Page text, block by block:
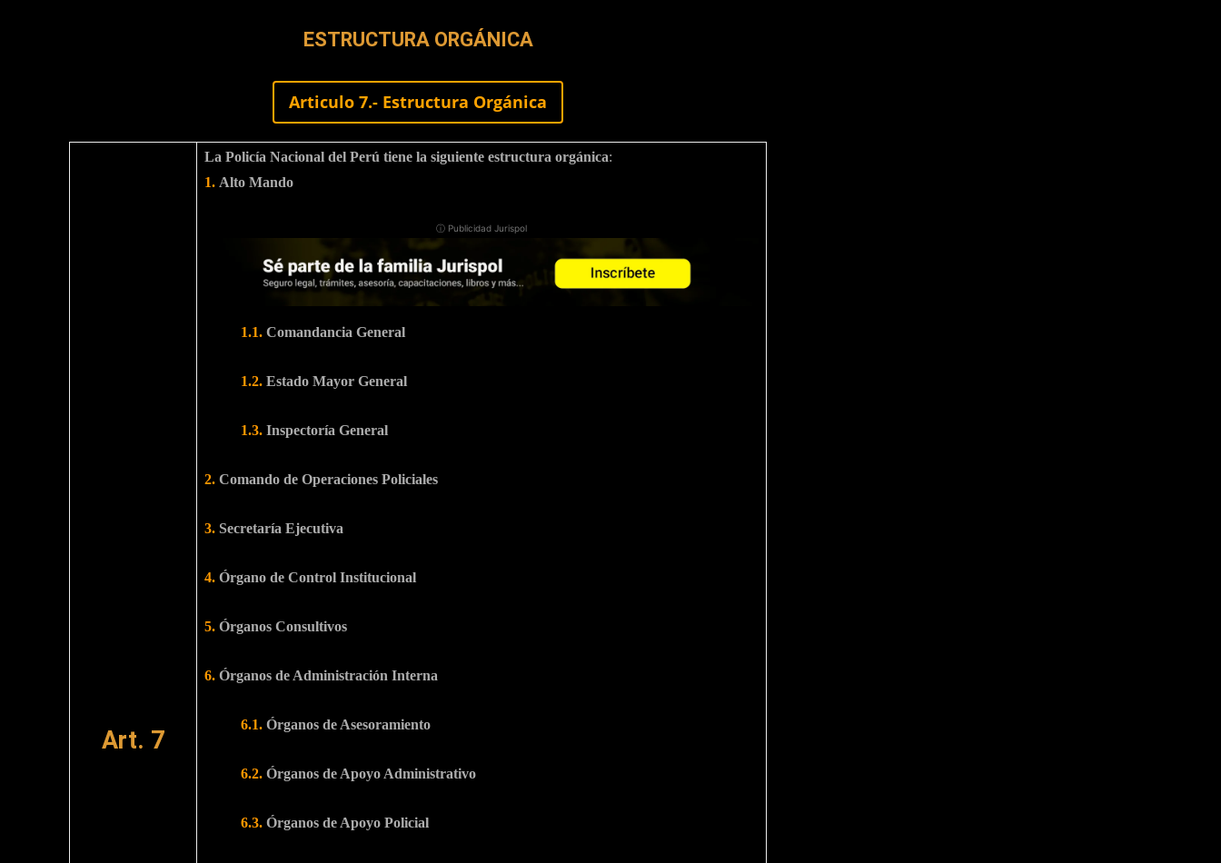
ESTRUCTURA ORGÁNICA
Articulo 7.- Estructura Orgánica
Art. 7
La Policía Nacional del Perú tiene la siguiente estructura orgánica:
1. Alto Mando
ⓘ Publicidad Jurispol
1.1. Comandancia General
1.2. Estado Mayor General
1.3. Inspectoría General
2. Comando de Operaciones Policiales
3. Secretaría Ejecutiva
4. Órgano de Control Institucional
5. Órganos Consultivos
6. Órganos de Administración Interna
6.1. Órganos de Asesoramiento
6.2. Órganos de Apoyo Administrativo
6.3. Órganos de Apoyo Policial